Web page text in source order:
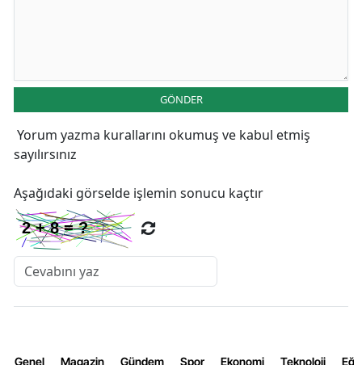
GÖNDER
Yorum yazma kurallarını okumuş ve kabul etmiş
sayılırsınız
Aşağıdaki görselde işlemin sonucu kaçtır
Genel Magazin Gündem Spor Ekonomi Teknoloji